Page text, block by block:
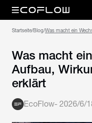
Startseite/Blog/Was macht ein
Was macht
Aufbau,
erklärt
EcoFlow- 2026/6/